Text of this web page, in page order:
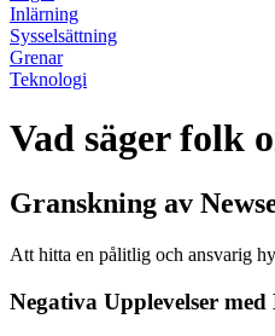
Inlärning
Sysselsättning
Grenar
Teknologi
Vad säger folk
Granskning av
Att hitta en pålitlig och ansvarig
Negativa Upplevelser med